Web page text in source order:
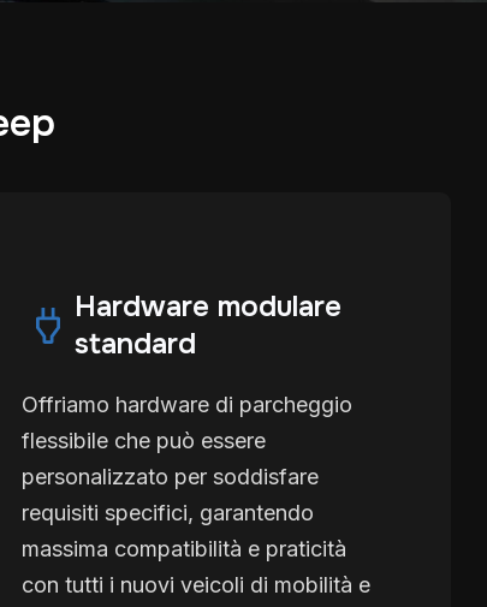
Hardware modulare
standard
Offriamo hardware di parcheggio
flessibile che può essere
personalizzato per soddisfare
requisiti specifici, garantendo
massima compatibilità e praticità
con tutti i nuovi veicoli di mobilità e